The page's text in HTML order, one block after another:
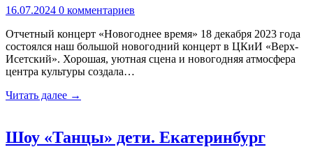
16.07.2024 0 комментариев
Отчетный концерт «Новогоднее время» 18 декабря 2023 года
состоялся наш большой новогодний концерт в ЦКиИ «Верх-
Исетский». Хорошая, уютная сцена и новогодняя атмосфера
центра культуры создала…
Читать далее →
Шоу «Танцы» дети. Екатеринбург